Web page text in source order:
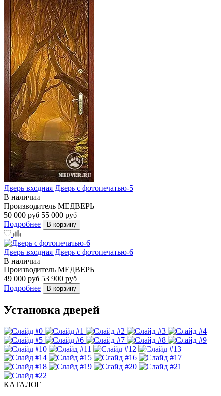
Дверь входная Дверь с фотопечатью-5
В наличии
Производитель МЕДВЕРЬ
50 000 руб 55 000 руб
Подробнее
В корзину
Дверь входная Дверь с фотопечатью-6
В наличии
Производитель МЕДВЕРЬ
49 000 руб 53 900 руб
Подробнее
В корзину
Установка дверей
КАТАЛОГ